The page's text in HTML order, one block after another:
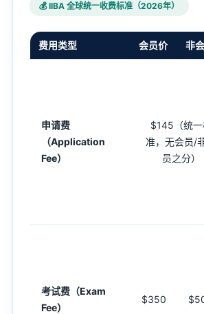
💰 IIBA 全球统一收费标准（2026年）
费用类型 会员价 非
申请费
（Application
Fee）
$145 （统
准，无会员/
员之分）
考试费（Exam
Fee）
$350